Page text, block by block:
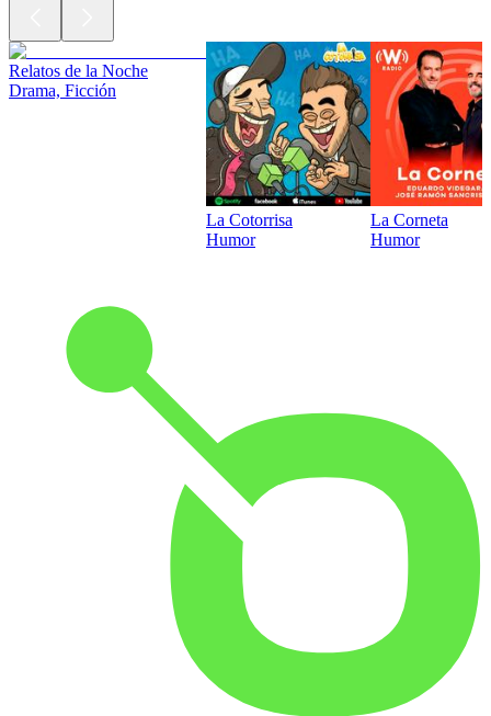
Relatos de la Noche
Drama, Ficción
La Cotorrisa
Humor
La Corneta
Humor